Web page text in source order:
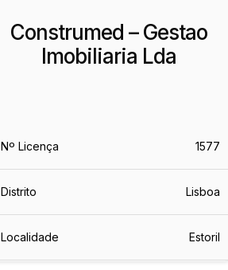
Construmed – Gestao
Imobiliaria Lda
Nº Licença 1577
Distrito Lisboa
Localidade Estoril